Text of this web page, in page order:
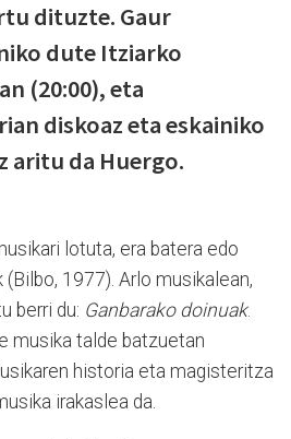
dituzte. Gaur
dute Itziarko
(20:00), eta
diskoaz eta eskainiko
aritu da Huergo.
lotuta, era batera edo
1977). Arlo musikalean,
berri du: Ganbarako doinuak.
musika talde batzuetan
historia eta magisteritza
irakaslea da.